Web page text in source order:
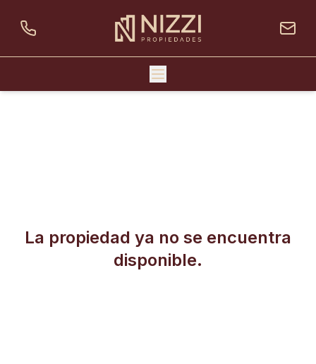
La propiedad ya no se encuentra
disponible.